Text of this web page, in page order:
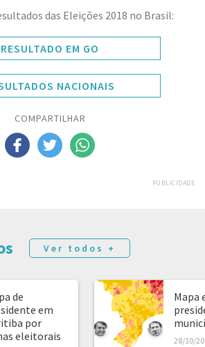
das Eleições 2018 no Brasil:
RESULTADO EM GO
NACIONAIS
COMPARTILHAR
PUBLICIDADE
Ver todos +
de
em
por
eleitorais
Mapa
28/10/